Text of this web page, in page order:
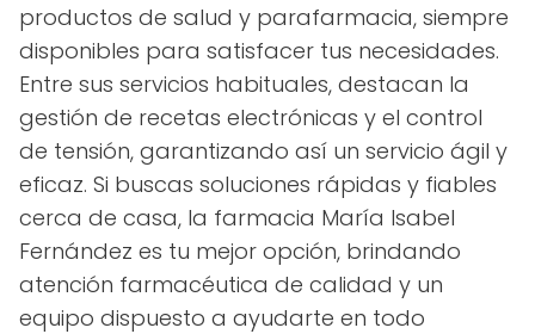
productos de salud y parafarmacia, siempre
disponibles para satisfacer tus necesidades.
Entre sus servicios habituales, destacan la
gestión de recetas electrónicas y el control
de tensión, garantizando así un servicio ágil y
eficaz. Si buscas soluciones rápidas y fiables
cerca de casa, la farmacia María Isabel
Fernández es tu mejor opción, brindando
atención farmacéutica de calidad y un
equipo dispuesto a ayudarte en todo